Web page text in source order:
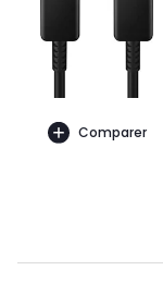
Comparer